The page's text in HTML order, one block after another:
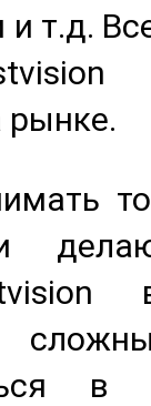
т.д.
рынке.
в